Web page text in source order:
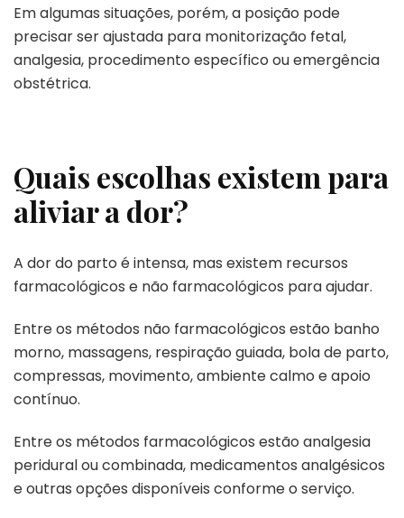
Em algumas situações, porém, a posição pode
precisar ser ajustada para monitorização fetal,
analgesia, procedimento específico ou emergência
obstétrica.
Quais escolhas existem para
aliviar a dor?
A dor do parto é intensa, mas existem recursos
farmacológicos e não farmacológicos para ajudar.
Entre os métodos não farmacológicos estão banho
morno, massagens, respiração guiada, bola de parto,
compressas, movimento, ambiente calmo e apoio
contínuo.
Entre os métodos farmacológicos estão analgesia
peridural ou combinada, medicamentos analgésicos
e outras opções disponíveis conforme o serviço.